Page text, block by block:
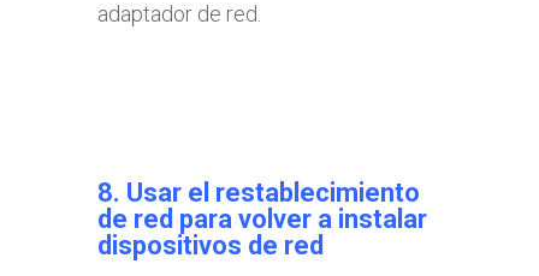
adaptador de red.
8. Usar el restablecimiento
de red para volver a instalar
dispositivos de red